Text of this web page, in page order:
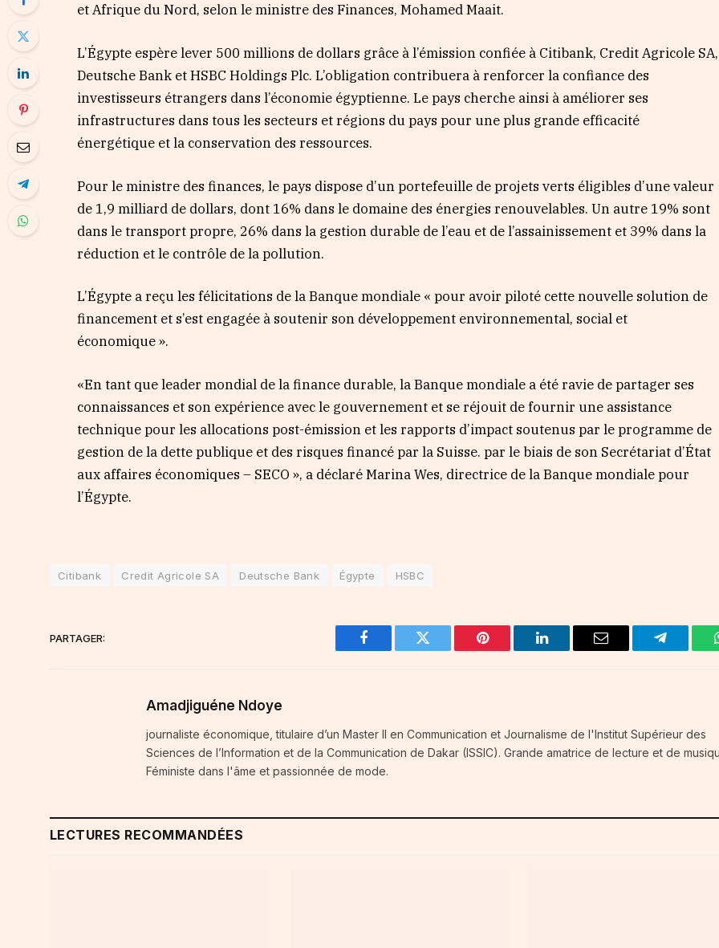
et Afrique du Nord, selon le ministre des Finances, Mohamed Maait.
L’Égypte espère lever 500 millions de dollars grâce à l’émission confiée à Citibank, Credit Agricole SA,
Deutsche Bank et HSBC Holdings Plc. L’obligation contribuera à renforcer la confiance des
investisseurs étrangers dans l’économie égyptienne. Le pays cherche ainsi à améliorer ses
infrastructures dans tous les secteurs et régions du pays pour une plus grande efficacité
énergétique et la conservation des ressources.
Pour le ministre des finances, le pays dispose d’un portefeuille de projets verts éligibles d’une valeur
de 1,9 milliard de dollars, dont 16% dans le domaine des énergies renouvelables. Un autre 19% sont
dans le transport propre, 26% dans la gestion durable de l’eau et de l’assainissement et 39% dans la
réduction et le contrôle de la pollution.
L’Égypte a reçu les félicitations de la Banque mondiale « pour avoir piloté cette nouvelle solution de
financement et s’est engagée à soutenir son développement environnemental, social et
économique ».
«En tant que leader mondial de la finance durable, la Banque mondiale a été ravie de partager ses
connaissances et son expérience avec le gouvernement et se réjouit de fournir une assistance
technique pour les allocations post-émission et les rapports d’impact soutenus par le programme de
gestion de la dette publique et des risques financé par la Suisse. par le biais de son Secrétariat d’État
aux affaires économiques – SECO », a déclaré Marina Wes, directrice de la Banque mondiale pour
l’Égypte.
Citibank Credit Agricole SA Deutsche Bank Égypte HSBC
PARTAGER:
Facebook Twitter Pinterest LinkedIn Email Telegram
Amadjiguéne Ndoye
journaliste économique, titulaire d’un Master II en Communication et Journalisme de l'Institut Supérieur des
Sciences de l’Information et de la Communication de Dakar (ISSIC). Grande amatrice de lecture et de
Féministe dans l'âme et passionnée de mode.
LECTURES RECOMMANDÉES